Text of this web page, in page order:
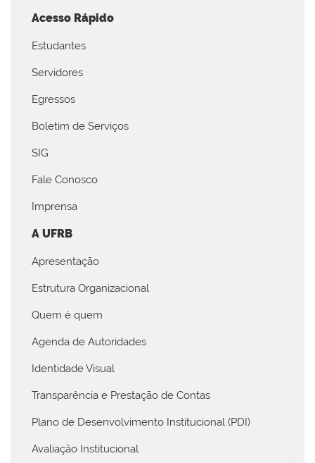
Acesso Rápido
Estudantes
Servidores
Egressos
Boletim de Serviços
SIG
Fale Conosco
Imprensa
A UFRB
Apresentação
Estrutura Organizacional
Quem é quem
Agenda de Autoridades
Identidade Visual
Transparência e Prestação de Contas
Plano de Desenvolvimento Institucional (PDI)
Avaliação Institucional